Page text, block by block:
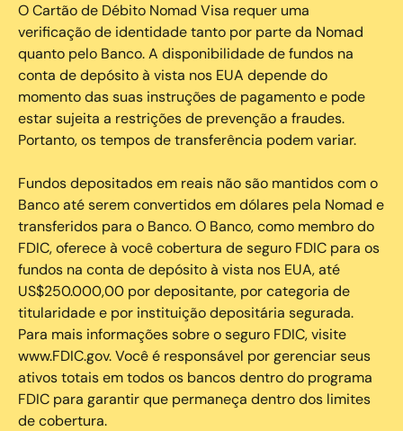
O Cartão de Débito Nomad Visa requer uma
verificação de identidade tanto por parte da Nomad
quanto pelo Banco. A disponibilidade de fundos na
conta de depósito à vista nos EUA depende do
momento das suas instruções de pagamento e pode
estar sujeita a restrições de prevenção a fraudes.
Portanto, os tempos de transferência podem variar.
Fundos depositados em reais não são mantidos com o
Banco até serem convertidos em dólares pela Nomad e
transferidos para o Banco. O Banco, como membro do
FDIC, oferece à você cobertura de seguro FDIC para os
fundos na conta de depósito à vista nos EUA, até
US$250.000,00 por depositante, por categoria de
titularidade e por instituição depositária segurada.
Para mais informações sobre o seguro FDIC, visite
www.FDIC.gov. Você é responsável por gerenciar seus
ativos totais em todos os bancos dentro do programa
FDIC para garantir que permaneça dentro dos limites
de cobertura.